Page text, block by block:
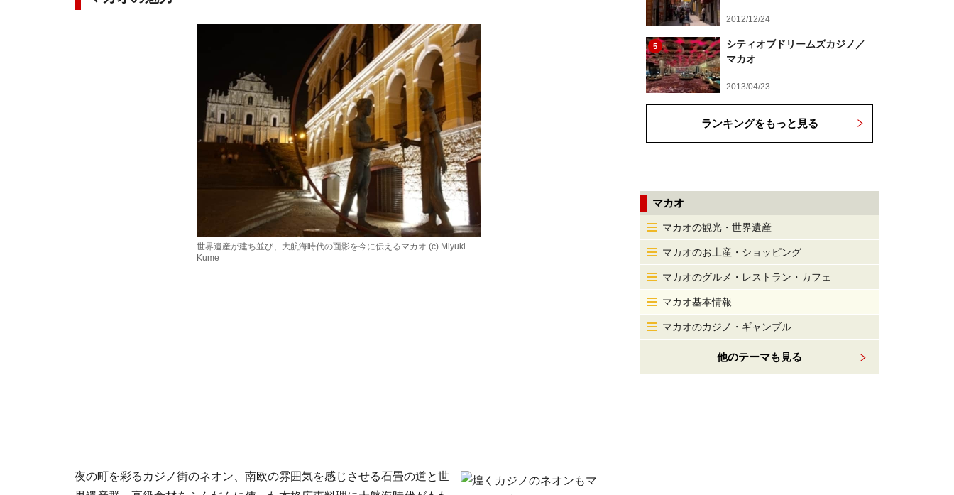
世界遺産が建ち並び、大航海時代の面影を今に伝えるマカオ (c) Miyuki
Kume
夜の町を彩るカジノ街のネオン、南欧の雰囲気を感じさせる石畳の道と世
2012/12/24
5
シティオブドリームズカジノ／
マカオ
2013/04/23
ランキングをもっと見る
マカオ
マカオの観光・世界遺産
マカオのお土産・ショッピング
マカオのグルメ・レストラン・カフェ
マカオ基本情報
マカオのカジノ・ギャンブル
他のテーマも見る